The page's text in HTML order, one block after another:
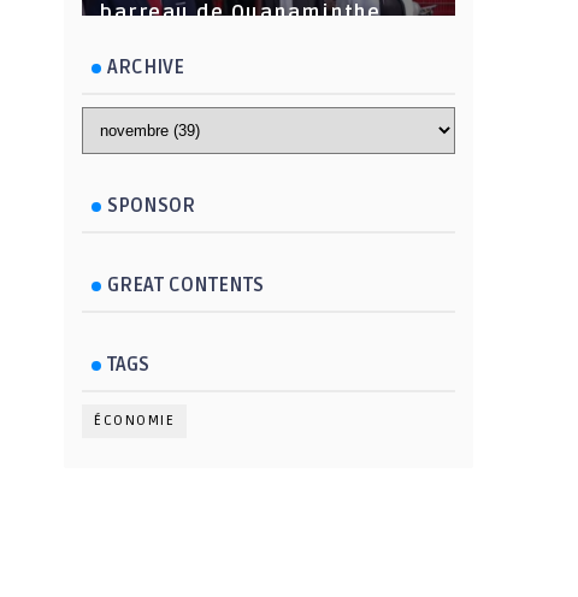
barreau de Ouanaminthe.
ARCHIVE
SPONSOR
GREAT CONTENTS
TAGS
ÉCONOMIE